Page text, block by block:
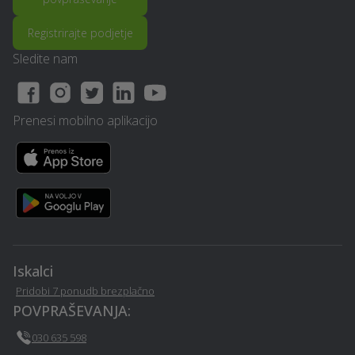
Davčno svetovanje -
Grosuplje
Grosuplje
Snemanje poroke -
Grosuplje
Lesena terasa, WPC
terase - Grosuplje
solarnih sistemov /
kolektorjev - Grosuplje
Iskalci
Pridobi 7 ponudb brezplačno
POVPRAŠEVANJA:
030 635 598
Registrirajte podjetje
Sledite nam
Prenesi mobilno aplikacijo